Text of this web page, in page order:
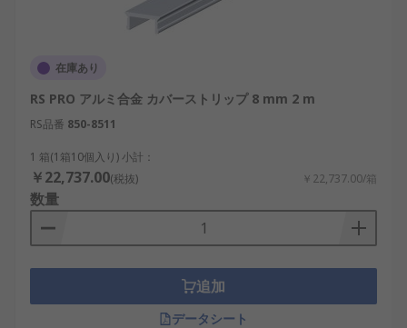
カバーストリップの利点
ほこりやごみの蓄積の低減
潜在的に危険なアイテム (ねじ、ボルトなど)か
在庫あり
RS PRO アルミ合金 カバーストリップ 8 mm 2 m
RS品番 850-8511
1 箱(1箱10個入り) 小計：
￥22,737.00(税抜) ￥22,737.00/箱
数量
追加
データシート